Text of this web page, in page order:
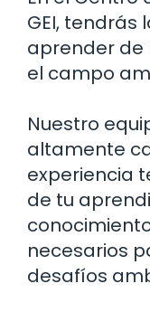
GEI, tendrás
aprender de
el campo
Nuestro
altamente
experiencia
de tu
necesarios
desafíos